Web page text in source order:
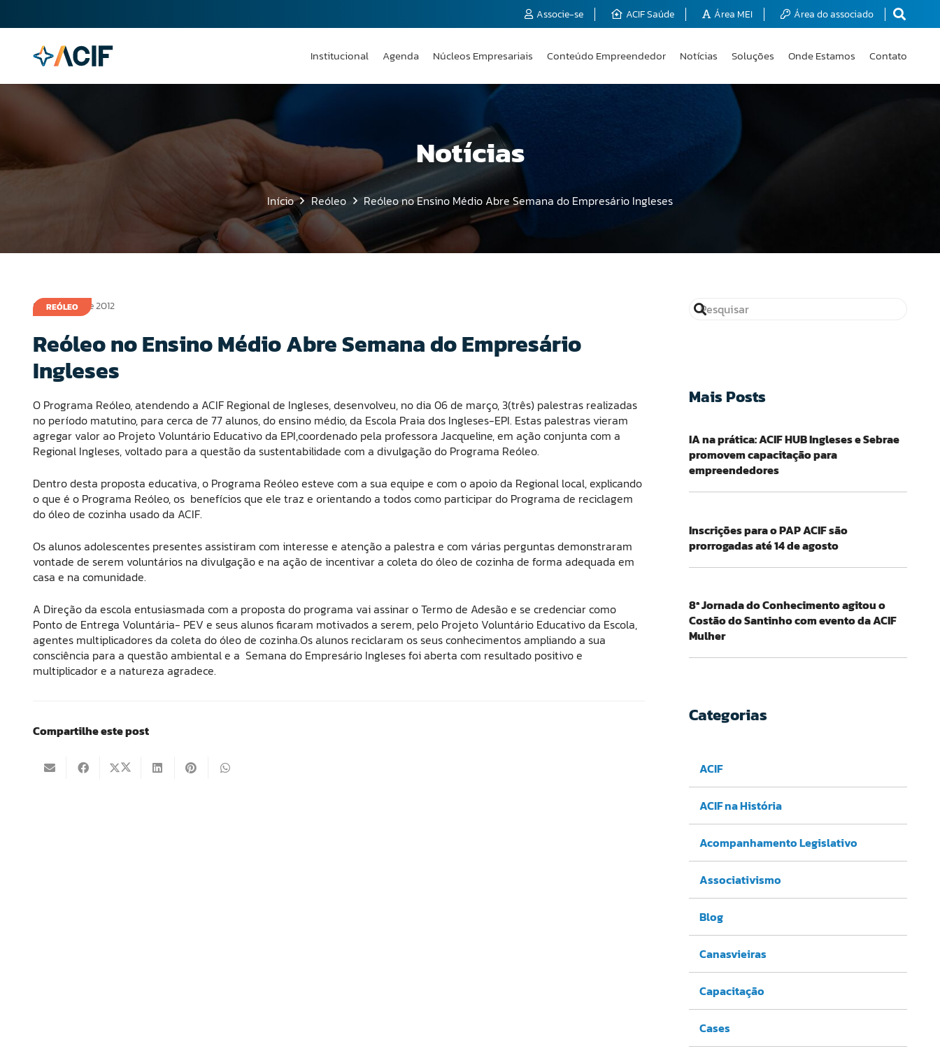
Associe-se ACIF Saúde Área MEI Área do associado
Institucional Agenda Núcleos Empresariais Conteúdo Empreendedor Notícias Soluções Onde Estamos Contato
Notícias
Início Reóleo Reóleo no Ensino Médio Abre Semana do Empresário Ingleses
REÓLEO
8 de março de 2012
Reóleo no Ensino Médio Abre Semana do Empresário
Ingleses
O Programa Reóleo, atendendo a ACIF Regional de Ingleses, desenvolveu, no dia 06 de março, 3(três) palestras realizadas
no período matutino, para cerca de 77 alunos, do ensino médio, da Escola Praia dos Ingleses-EPI. Estas palestras vieram
agregar valor ao Projeto Voluntário Educativo da EPI,coordenado pela professora Jacqueline, em ação conjunta com a
Regional Ingleses, voltado para a questão da sustentabilidade com a divulgação do Programa Reóleo.
Dentro desta proposta educativa, o Programa Reóleo esteve com a sua equipe e com o apoio da Regional local, explicando
o que é o Programa Reóleo, os benefícios que ele traz e orientando a todos como participar do Programa de reciclagem
do óleo de cozinha usado da ACIF.
Os alunos adolescentes presentes assistiram com interesse e atenção a palestra e com várias perguntas demonstraram
vontade de serem voluntários na divulgação e na ação de incentivar a coleta do óleo de cozinha de forma adequada em
casa e na comunidade.
A Direção da escola entusiasmada com a proposta do programa vai assinar o Termo de Adesão e se credenciar como
Ponto de Entrega Voluntária- PEV e seus alunos ficaram motivados a serem, pelo Projeto Voluntário Educativo da Escola,
agentes multiplicadores da coleta do óleo de cozinha.Os alunos reciclaram os seus conhecimentos ampliando a sua
consciência para a questão ambiental e a Semana do Empresário Ingleses foi aberta com resultado positivo e
multiplicador e a natureza agradece.
Compartilhe este post
Mais Posts
IA na prática: ACIF HUB Ingleses e Sebrae
promovem capacitação para
empreendedores
Inscrições para o PAP ACIF são
prorrogadas até 14 de agosto
8ª Jornada do Conhecimento agitou o
Costão do Santinho com evento da ACIF
Mulher
Categorias
ACIF
ACIF na História
Acompanhamento Legislativo
Associativismo
Blog
Canasvieiras
Capacitação
Cases